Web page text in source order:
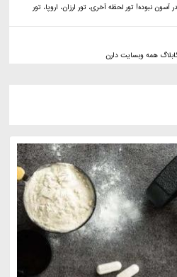
نبوده! تور لحظه آخری، تور ارزان، اروپا، تور
همه وبسایت دارن